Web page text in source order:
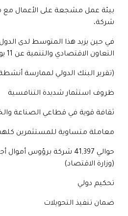
شركة،
في حين يزيد هذا المتوسط لدى
التعاون الاقتصادي والتنمية عن 11 يومًا
(تقرير البنك الدولي لممارسة أنشطة
ظروف استثمار شديدة التنافسية
ثقافة قوية في قطاعي الصناعة
معاملة متساوية للمستثمرين
(وزارة الاقتصاد)
تحكيم دولي
ضمان تنفيذ التحويلات